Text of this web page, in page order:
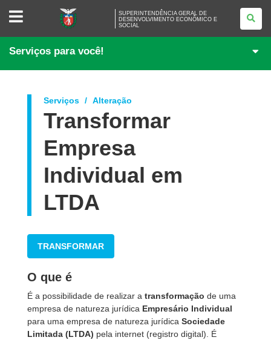
SUPERINTENDÊNCIA
DESENVOLVIMENTO
ECONÔMICO
E
SUPERINTENDÊNCIA GERAL DE
DESENVOLVIMENTO ECONÔMICO E
SOCIAL
Serviços para você!
Serviços Alteração
Transformar
Empresa
Individual em
LTDA
TRANSFORMAR
O que é
É a possibilidade de realizar a transformação de uma
empresa de natureza jurídica Empresário Individual
para uma empresa de natureza jurídica Sociedade
Limitada (LTDA) pela internet (registro digital). É